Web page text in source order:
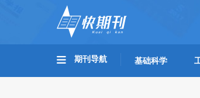
期刊导航 基础科学